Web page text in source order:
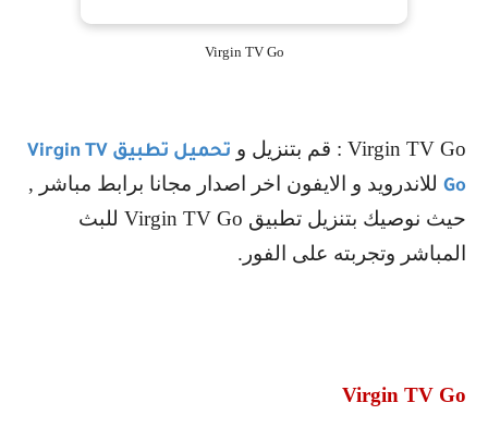
Virgin TV Go
Virgin TV Go : قم بتنزيل و تحميل تطبيق Virgin TV
Go للاندرويد و الايفون اخر اصدار مجانا برابط مباشر ,
حيث نوصيك بتنزيل تطبيق Virgin TV Go للبث
المباشر وتجربته على الفور.
Virgin TV Go